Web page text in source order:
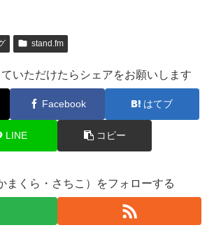
stand.fm
いただけたらシェアをお願いします
Facebook はてブ
LINE コピー
まくら・さちこ）をフォローする